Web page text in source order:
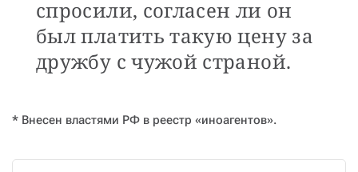
спросили, согласен ли он
был платить такую цену за
дружбу с чужой страной.
* Внесен властями РФ в реестр «иноагентов».